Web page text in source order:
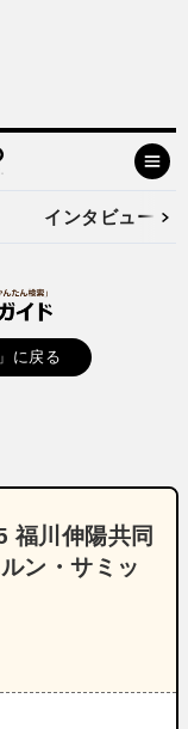
インタビュー
に戻る
福川伸陽共同
ン・サミッ